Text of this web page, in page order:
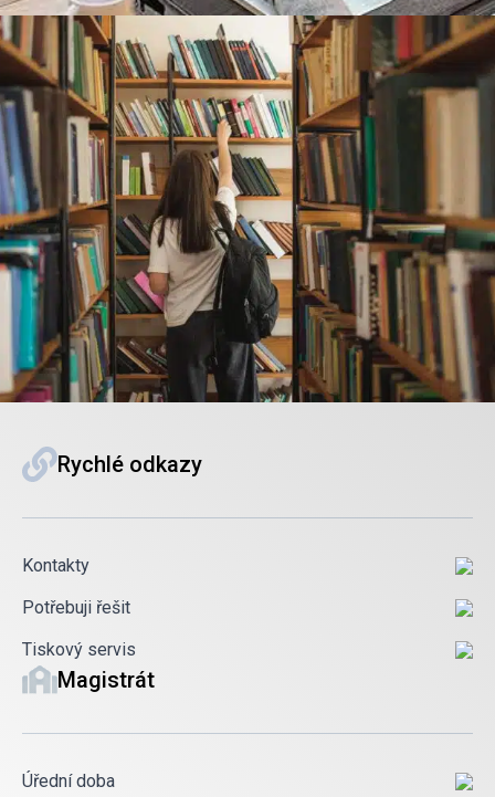
Rychlé odkazy
Kontakty
Potřebuji řešit
Tiskový servis
Magistrát
Úřední doba